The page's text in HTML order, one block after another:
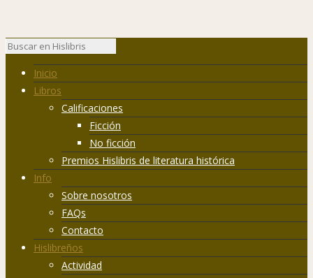
Inicio
Libros
Calificaciones
Ficción
No ficción
Premios Hislibris de literatura histórica
Info
Sobre nosotros
FAQs
Contacto
Hislibreños
Actividad